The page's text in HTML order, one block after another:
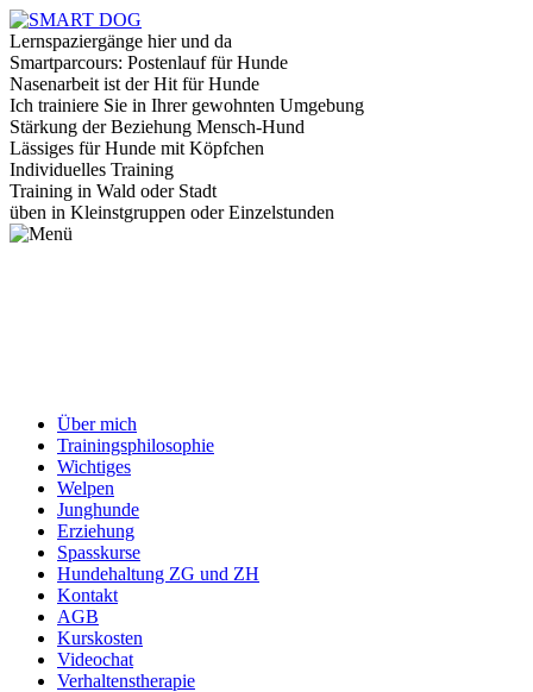
Lernspaziergänge hier und da
Smartparcours: Postenlauf für Hunde
Nasenarbeit ist der Hit für Hunde
Ich trainiere Sie in Ihrer gewohnten Umgebung
Stärkung der Beziehung Mensch-Hund
Lässiges für Hunde mit Köpfchen
Individuelles Training
Training in Wald oder Stadt
üben in Kleinstgruppen oder Einzelstunden
Über mich
Trainingsphilosophie
Wichtiges
Welpen
Junghunde
Erziehung
Spasskurse
Hundehaltung ZG und ZH
Kontakt
AGB
Kurskosten
Videochat
Verhaltenstherapie